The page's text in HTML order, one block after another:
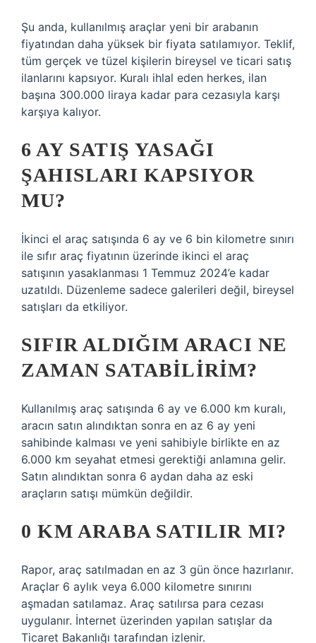
Şu anda, kullanılmış araçlar yeni bir arabanın
fiyatından daha yüksek bir fiyata satılamıyor. Teklif,
tüm gerçek ve tüzel kişilerin bireysel ve ticari satış
ilanlarını kapsıyor. Kuralı ihlal eden herkes, ilan
başına 300.000 liraya kadar para cezasıyla karşı
karşıya kalıyor.
6 AY SATIŞ YASAĞI
ŞAHISLARI KAPSIYOR
MU?
İkinci el araç satışında 6 ay ve 6 bin kilometre sınırı
ile sıfır araç fiyatının üzerinde ikinci el araç
satışının yasaklanması 1 Temmuz 2024’e kadar
uzatıldı. Düzenleme sadece galerileri değil, bireysel
satışları da etkiliyor.
SIFIR ALDIĞIM ARACI NE
ZAMAN SATABILIRIM?
Kullanılmış araç satışında 6 ay ve 6.000 km kuralı,
aracın satın alındıktan sonra en az 6 ay yeni
sahibinde kalması ve yeni sahibiyle birlikte en az
6.000 km seyahat etmesi gerektiği anlamına gelir.
Satın alındıktan sonra 6 aydan daha az eski
araçların satışı mümkün değildir.
0 KM ARABA SATILIR MI?
Rapor, araç satılmadan en az 3 gün önce hazırlanır.
Araçlar 6 aylık veya 6.000 kilometre sınırını
aşmadan satılamaz. Araç satılırsa para cezası
uygulanır. İnternet üzerinden yapılan satışlar da
Ticaret Bakanlığı tarafından izlenir.